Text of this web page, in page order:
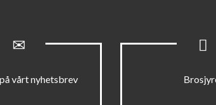
vårt nyhetsbrev